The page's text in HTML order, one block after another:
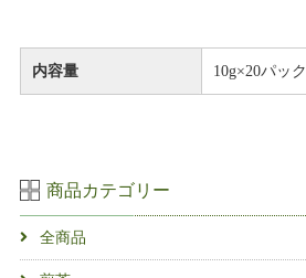
内容量 10g×20パック
商品カテゴリー
全商品